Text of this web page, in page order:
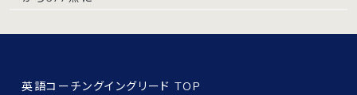
英語コーチングイングリード TOP